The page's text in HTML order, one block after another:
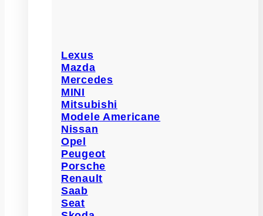
Lexus
Mazda
Mercedes
MINI
Mitsubishi
Modele Americane
Nissan
Opel
Peugeot
Porsche
Renault
Saab
Seat